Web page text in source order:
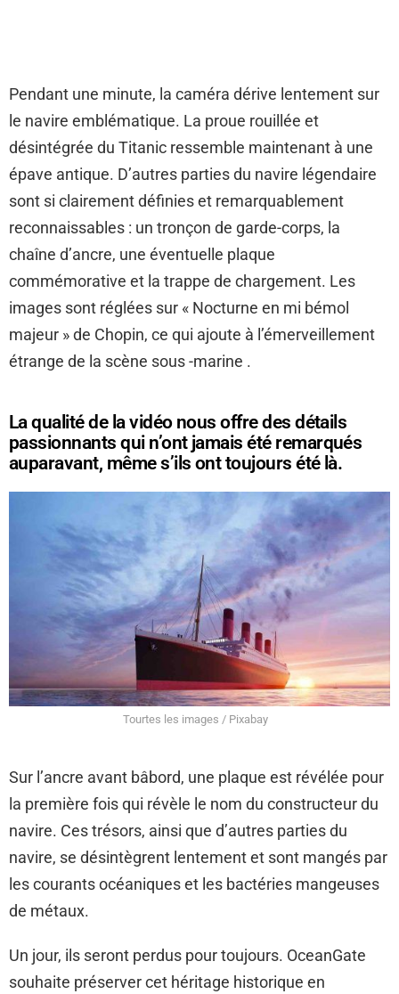
Pendant une minute, la caméra dérive lentement sur
le navire emblématique. La proue rouillée et
désintégrée du Titanic ressemble maintenant à une
épave antique. D’autres parties du navire légendaire
sont si clairement définies et remarquablement
reconnaissables : un tronçon de garde-corps, la
chaîne d’ancre, une éventuelle plaque
commémorative et la trappe de chargement. Les
images sont réglées sur « Nocturne en mi bémol
majeur » de Chopin, ce qui ajoute à l’émerveillement
étrange de la scène sous -marine .
La qualité de la vidéo nous offre des détails
passionnants qui n’ont jamais été remarqués
auparavant, même s’ils ont toujours été là.
Tourtes les images / Pixabay
Sur l’ancre avant bâbord, une plaque est révélée pour
la première fois qui révèle le nom du constructeur du
navire. Ces trésors, ainsi que d’autres parties du
navire, se désintègrent lentement et sont mangés par
les courants océaniques et les bactéries mangeuses
de métaux.
Un jour, ils seront perdus pour toujours. OceanGate
souhaite préserver cet héritage historique en